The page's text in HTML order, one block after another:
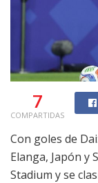
7
COMPARTIDAS
Con goles de
Elanga, Japón y
Stadium y se